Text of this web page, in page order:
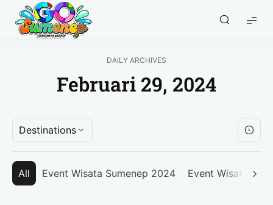
GO
Sumenep
DAILY ARCHIVES
Februari 29, 2024
Destinations
All Event Wisata Sumenep 2024 Event Wisata